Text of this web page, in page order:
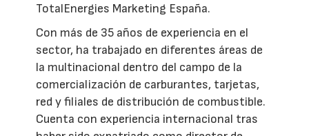
TotalEnergies Marketing España.
Con más de 35 años de experiencia en el
sector, ha trabajado en diferentes áreas de
la multinacional dentro del campo de la
comercialización de carburantes, tarjetas,
red y filiales de distribución de combustible.
Cuenta con experiencia internacional tras